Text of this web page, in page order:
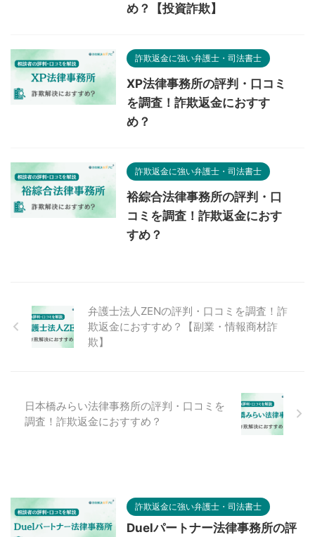
め？【投資詐欺】
詐欺返金に強い弁護士・司法書士
XP法律事務所の評判・口コミ
を調査！詐欺返金におすす
め？
詐欺返金に強い弁護士・司法書士
裕綜合法律事務所の評判・口
コミを調査！詐欺返金におす
すめ？
弁護士法人ZENの評判・口コミを調査！詐
欺返金におすすめ？【副業・情報商材詐
欺】
日本橋みらい法律事務所の評判・口コミを
調査！詐欺返金におすすめ？
詐欺返金に強い弁護士・司法書士
Duelパートナー法律事務所の評